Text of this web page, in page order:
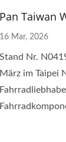
Pan Taiwan
16 Mar, 2026
Stand Nr.
März im Taipei
Tragbare